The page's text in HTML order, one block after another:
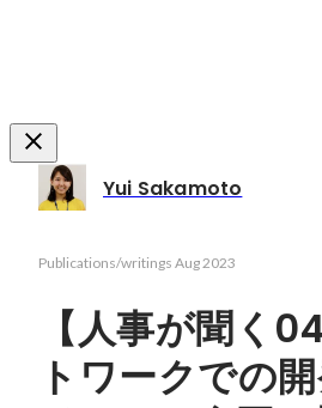
Yui Sakamoto
Publications/writings Aug 2023
【人事が聞く
トワークでの